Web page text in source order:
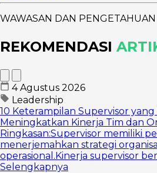
WAWASAN DAN PENGETAHUAN
REKOMENDASI
4 Agustus 2026
Leadership
10 Keterampilan Supervisor
Meningkatkan Kinerja Tim dan
Ringkasan:Supervisor memiliki
menerjemahkan strategi
operasional.Kinerja supervisor
Selengkapnya